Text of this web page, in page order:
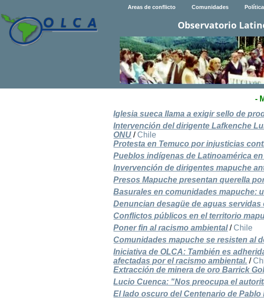
Areas de conflicto Comunidades
Observatorio
-
Iglesia sueca llama a exigir sello de
Intervención del dirigente Lafkenche
ONU / Chile
Protesta en Temuco por injusticias
Pueblos indígenas de Latinoamérica en
Invervención de dirigentes mapuche
Presos Mapuche presentan querella
Basurales en comunidades mapuche:
Denuncian desagüe de aguas
Conflictos públicos en el territorio
Poner fin al racismo ambiental/ Chile
Comunidades mapuche se resisten al
Iniciativa de OLCA: También es
afectadas por el racismo ambiental. /
Extracción de minera de oro Barrick
Lucio Cuenca: "Nos preocupa el
El lado oscuro del Centenario de Pablo